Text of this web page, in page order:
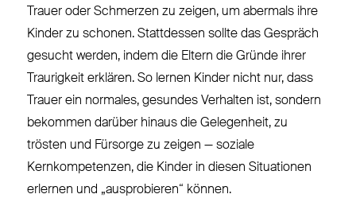
Trauer oder Schmerzen zu zeigen, um abermals ihre
Kinder zu schonen. Stattdessen sollte das Gespräch
gesucht werden, indem die Eltern die Gründe ihrer
Traurigkeit erklären. So lernen Kinder nicht nur, dass
Trauer ein normales, gesundes Verhalten ist, sondern
bekommen darüber hinaus die Gelegenheit, zu
trösten und Fürsorge zu zeigen — soziale
Kernkompetenzen, die Kinder in diesen Situationen
erlernen und „ausprobieren“ können.